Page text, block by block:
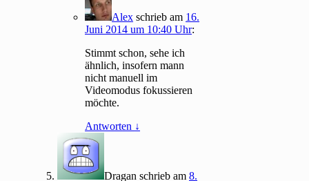
Alex schrieb am 16.
Juni 2014 um 10:40 Uhr:
Stimmt schon, sehe ich
ähnlich, insofern mann
nicht manuell im
Videomodus fokussieren
möchte.
Antworten ↓
Dragan schrieb am8.